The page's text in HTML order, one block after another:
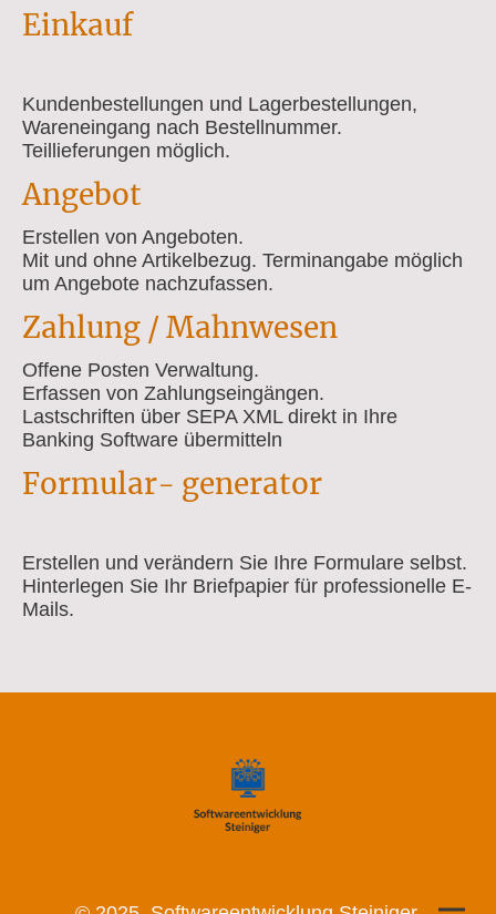
Einkauf
Kundenbestellungen und Lagerbestellungen,
Wareneingang nach Bestellnummer.
Teillieferungen möglich.
Angebot
Erstellen von Angeboten.
Mit und ohne Artikelbezug. Terminangabe möglich
um Angebote nachzufassen.
Zahlung / Mahnwesen
Offene Posten Verwaltung.
Erfassen von Zahlungseingängen.
Lastschriften über SEPA XML direkt in Ihre
Banking Software übermitteln
Formular- generator
Erstellen und verändern Sie Ihre Formulare selbst.
Hinterlegen Sie Ihr Briefpapier für professionelle E-
Mails.